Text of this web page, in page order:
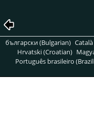
български (Bulgarian)
Hrvatski (Croatian)
Português brasileiro